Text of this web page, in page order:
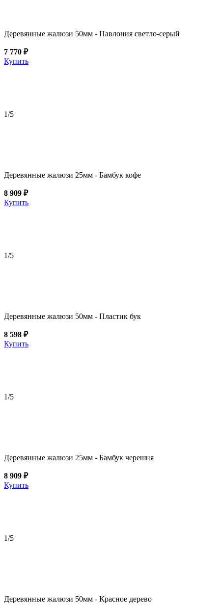
Деревянные жалюзи 50мм - Павлония светло-серый
7 770 ₽
Купить
1/5
Деревянные жалюзи 25мм - Бамбук кофе
8 909 ₽
Купить
1/5
Деревянные жалюзи 50мм - Пластик бук
8 598 ₽
Купить
1/5
Деревянные жалюзи 25мм - Бамбук черешня
8 909 ₽
Купить
1/5
Деревянные жалюзи 50мм - Красное дерево